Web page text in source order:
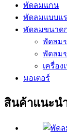
พัดลมแกน
พัดลมแบบแร
พัดลมขนาด
พัดลม
พัดลม
เครื่อง
มอเตอร์
สินค้าแนะน